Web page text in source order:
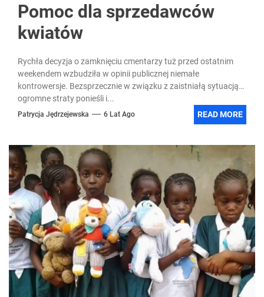
Pomoc dla sprzedawców
kwiatów
Rychła decyzja o zamknięciu cmentarzy tuż przed ostatnim
weekendem wzbudziła w opinii publicznej niemałe
kontrowersje. Bezsprzecznie w związku z zaistniałą sytuacją
ogromne straty ponieśli i...
Patrycja Jędrzejewska 6 Lat Ago READ MORE